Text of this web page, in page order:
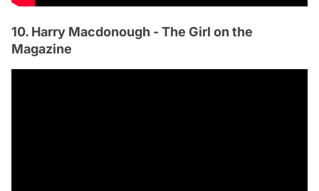
10. Harry Macdonough - The Girl on the
Magazine